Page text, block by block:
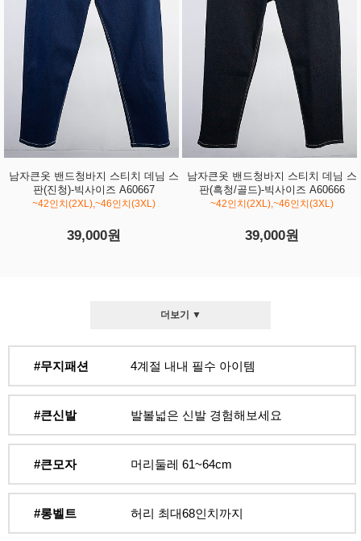
남자큰옷 밴드청바지 스티치 데님 스
판(진청)-빅사이즈 A60667
~42인치(2XL),~46인치(3XL)
39,000원
남자큰옷 밴드청바지 스티치 데님 스
판(흑청/골드)-빅사이즈 A60666
~42인치(2XL),~46인치(3XL)
39,000원
더보기 ▼
#무지패션 4계절 내내 필수 아이템
#큰신발 발볼넓은 신발 경험해보세요
#큰모자 머리둘레 61~64cm
#롱벨트 허리 최대68인치까지